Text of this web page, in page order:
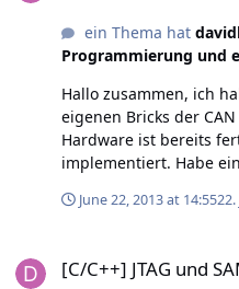
ein Thema hat
Programmierung und
Hallo zusammen, ich habe bin an der Entwicklung eines
eigenen Bricks der
Hardware ist bereits
implementiert. Habe
routine laufen lässt.
liegt. Wenn ich die zeilen mit dem Pearson hash
June 22, 2013 at 14:5522.
[C/C++] JTAG und